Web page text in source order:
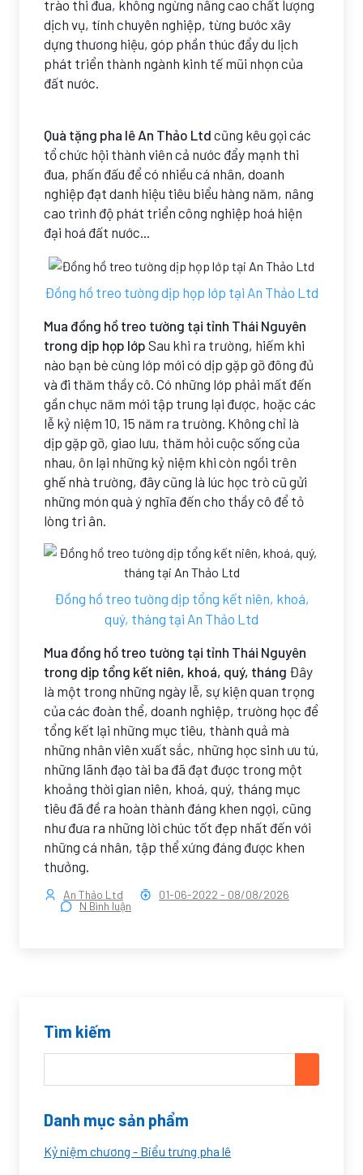
trào thi đua, không ngừng nâng cao chất lượng
dịch vụ, tính chuyên nghiệp, từng bước xây
dựng thương hiệu, góp phần thúc đẩy du lịch
phát triển thành ngành kinh tế mũi nhọn của
đất nước.
Quà tặng pha lê An Thảo Ltd cũng kêu gọi các
tổ chức hội thành viên cả nước đẩy mạnh thi
đua, phấn đấu để có nhiều cá nhân, doanh
nghiệp đạt danh hiệu tiêu biểu hàng năm, nâng
cao trình độ phát triển công nghiệp hoá hiện
đại hoá đất nước...
Đồng hồ treo tường dịp họp lớp tại An Thảo Ltd
Mua đồng hồ treo tường tại tỉnh Thái Nguyên
trong dịp họp lớp Sau khi ra trường, hiếm khi
nào bạn bè cùng lớp mới có dịp gặp gỡ đông đủ
và đi thăm thầy cô. Có những lớp phải mất đến
gần chục năm mới tập trung lại được, hoặc các
lễ kỷ niệm 10, 15 năm ra trường. Không chỉ là
dịp gặp gỡ, giao lưu, thăm hỏi cuộc sống của
nhau, ôn lại những kỷ niệm khi còn ngồi trên
ghế nhà trường, đây cũng là lúc học trò cũ gửi
những món quà ý nghĩa đến cho thầy cô để tỏ
lòng tri ân.
Đồng hồ treo tường dịp tổng kết niên, khoá,
quý, tháng tại An Thảo Ltd
Mua đồng hồ treo tường tại tỉnh Thái Nguyên
trong dịp tổng kết niên, khoá, quý, tháng Đây
là một trong những ngày lễ, sự kiện quan trọng
của các đoàn thể, doanh nghiệp, trường học để
tổng kết lại những mục tiêu, thành quả mà
những nhân viên xuất sắc, những học sinh ưu tú,
những lãnh đạo tài ba đã đạt được trong một
khoảng thời gian niên, khoá, quý, tháng mục
tiêu đã đề ra hoàn thành đáng khen ngợi, cũng
như đưa ra những lời chúc tốt đẹp nhất đến với
những cá nhân, tập thể xứng đáng được khen
thưởng.
An Thảo Ltd 01-06-2022 - 08/08/2026
N Bình luận
Tìm kiếm
Danh mục sản phẩm
Kỷ niệm chương - Biểu trưng pha lê